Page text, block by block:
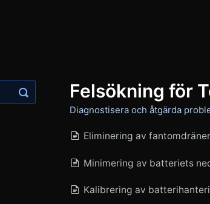
Felsökning för
Diagnostisera och åtgärda
Eliminering av
Minimering av batteriets
Kalibrering av
Toggle Sök